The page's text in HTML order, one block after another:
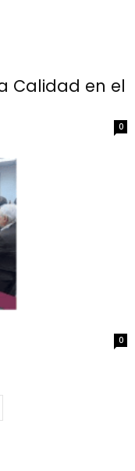
Calidad en el
0
0